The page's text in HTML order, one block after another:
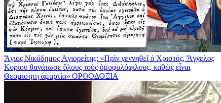
Ἅγιος Νικόδημος Ἁγιορείτης: «Πρὶν γεννηθεῖ ὁ Χριστός, Ἄγγελος
Κυρίου θανάτωσε ὅλους τούς ὁμοφυλόφιλους, καθὼς εἶναι
Θεομίσητη ἁμαρτία» ΟΡΘΟΔΟΞΙΑ